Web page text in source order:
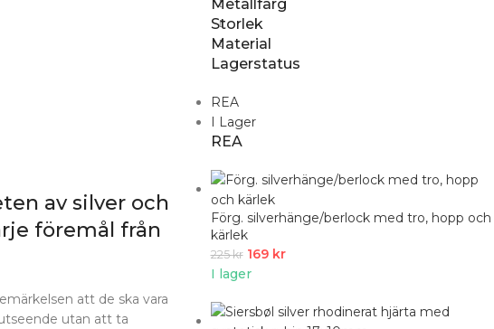
av silver och
föremål från
att de ska vara
utan att ta
Metallfärg
Storlek
Material
Lagerstatus
REA
I Lager
REA
Förg. silverhänge/berlock med tro, hopp och
kärlek
225kr 169 kr
I lager